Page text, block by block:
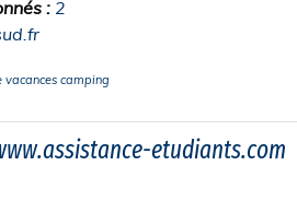
: 2
vacances camping
etudiants.com